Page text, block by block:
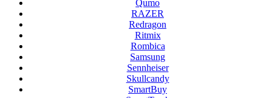
Qumo
RAZER
Redragon
Ritmix
Rombica
Samsung
Sennheiser
Skullcandy
SmartBuy